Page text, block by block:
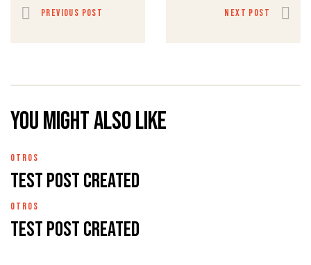
PREVIOUS POST NEXT POST
You might also like
OTROS
Test Post Created
OTROS
Test Post Created